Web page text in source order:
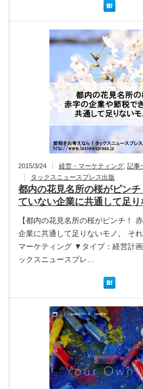
2015/3/24 経営・マーケティング 記事
タックスニュースプレス出版
都内の花見名所の桜がピン
ていない企業に共通して足
【都内の花見名所の桜がピンチ！
企業に共通して足りないモノ。 そ
マーケティング ▼タイプ：経営計
ックスニュースプレ…